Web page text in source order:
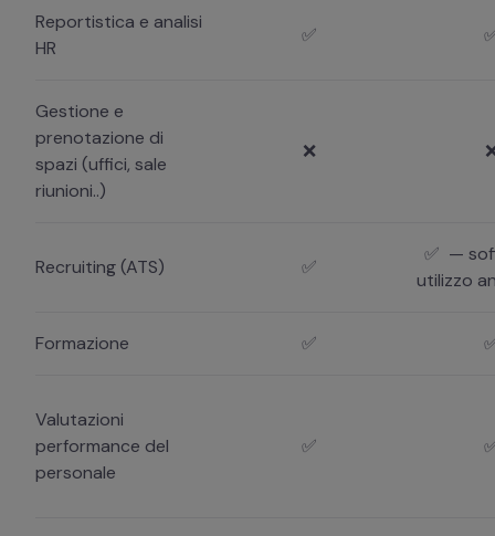
Reportistica e analisi
HR
✅
Gestione e
prenotazione di
spazi (uffici, sale
riunioni..)
❌
Recruiting (ATS) ✅
✅ —
utilizzo
Formazione ✅
Valutazioni
performance del
personale
✅